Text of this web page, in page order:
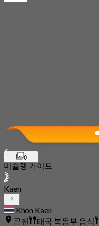
0
미슐랭 가이드
Kaen
Khon Kaen
콘깬
태국 북동부 음식